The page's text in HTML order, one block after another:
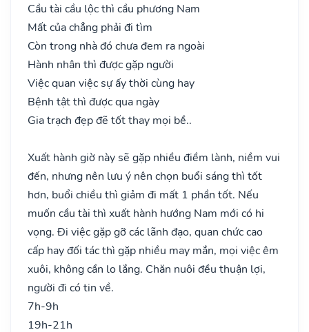
Cầu tài cầu lộc thì cầu phương Nam
Mất của chẳng phải đi tìm
Còn trong nhà đó chưa đem ra ngoài
Hành nhân thì được gặp người
Việc quan việc sự ấy thời cùng hay
Bệnh tật thì được qua ngày
Gia trạch đẹp đẽ tốt thay mọi bề..
Xuất hành giờ này sẽ gặp nhiều điềm lành, niềm vui
đến, nhưng nên lưu ý nên chọn buổi sáng thì tốt
hơn, buổi chiều thì giảm đi mất 1 phần tốt. Nếu
muốn cầu tài thì xuất hành hướng Nam mới có hi
vọng. Đi việc gặp gỡ các lãnh đạo, quan chức cao
cấp hay đối tác thì gặp nhiều may mắn, mọi việc êm
xuôi, không cần lo lắng. Chăn nuôi đều thuận lợi,
người đi có tin về.
7h-9h
19h-21h